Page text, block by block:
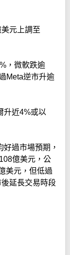
元上調至
，微軟跌逾
Meta逆市升逾
升近4%或以
過市場預期，
億美元，公
美元，但低過
延長交易時段